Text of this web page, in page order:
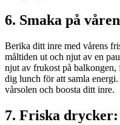
6. Smaka på
Berika ditt inre med vårens
måltiden ut och njut av en
njut av frukost på
dig lunch för att samla
vårsolen och boosta ditt inre.
7. Friska drycker: